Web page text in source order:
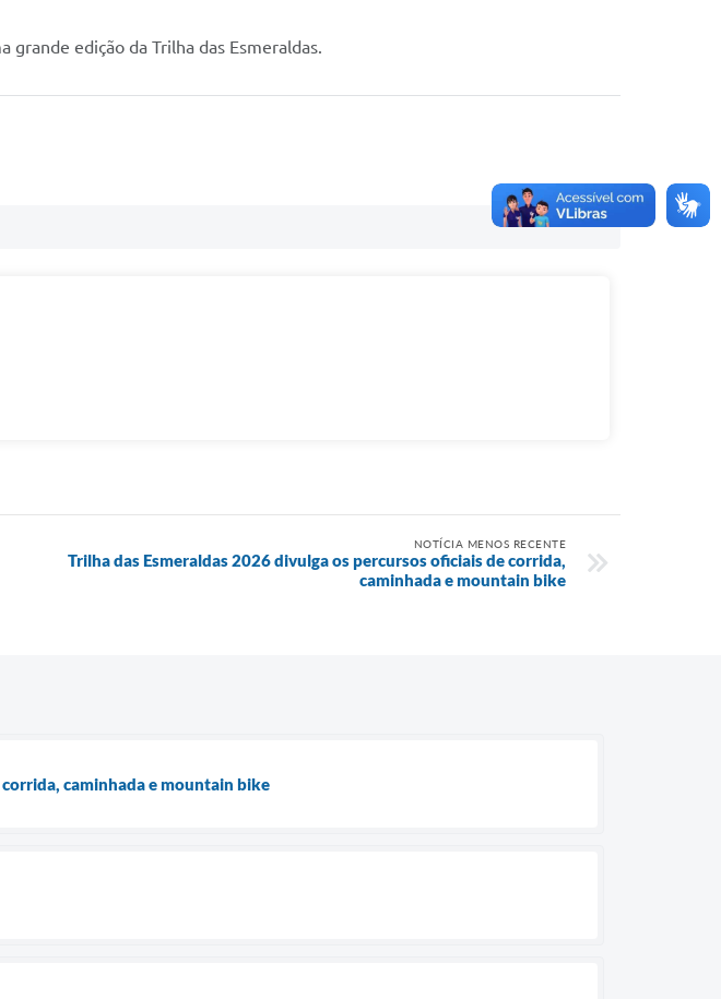
grande edição da Trilha das Esmeraldas.
NOTÍCIA MENOS RECENTE
Trilha das Esmeraldas 2026 divulga os percursos oficiais de corrida,
caminhada e mountain bike
caminhada e mountain bike